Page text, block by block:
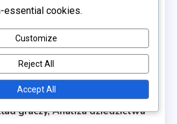
Porównania
graczy, Analiza dziedzictwa
essential cookies.
Customize
Reject All
Accept All